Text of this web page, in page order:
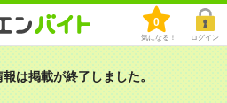
0
気になる！ ログイン
は掲載が終了しました。